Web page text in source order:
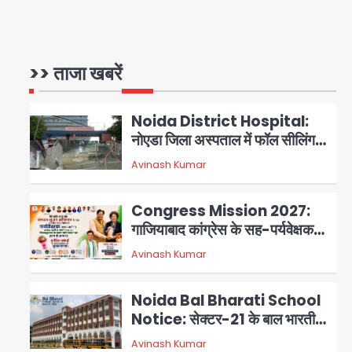
>> ताजा खबरें
1
किलो कूड़ा हटाया
2
Noida District Hospital:
नोएडा जिला अस्पताल में फॉल सीलिंग
गिरी, गायनो OT गैलरी में बड़ा हादसा
टला; मरीजों की सुरक्षा पर उठे सवाल
Avinash Kumar
3
Congress Mission 2027:
गाजियाबाद कांग्रेस के सह-पर्यवेक्षक
बने सतेन्द्र शर्मा, गौतमबुद्धनगर नेताओं
ने जताया आभार
Avinash Kumar
Noida Bal Bharati School
Notice: सेक्टर-21 के बाल भारती
स्कूल में बिना खिड़की-वेंटिलेशन
Avinash Kumar